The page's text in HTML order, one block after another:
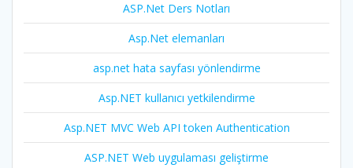
ASP.Net Ders Notları
Asp.Net elemanları
asp.net hata sayfası yönlendirme
Asp.NET kullanıcı yetkilendirme
Asp.NET MVC Web API token Authentication
ASP.NET Web uygulaması geliştirme